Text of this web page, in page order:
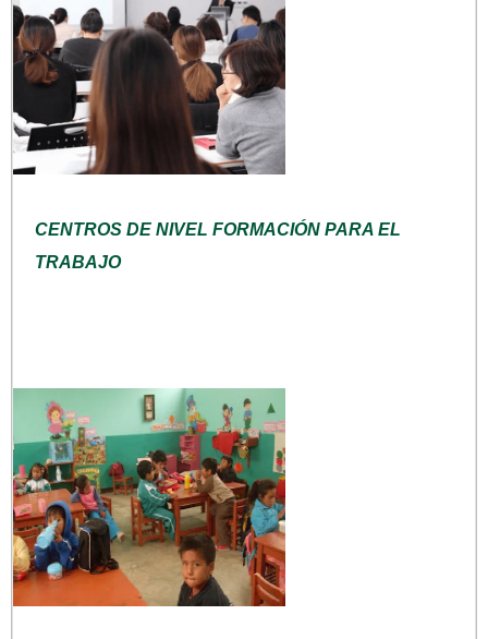
CENTROS DE NIVEL FORMACIÓN PARA EL
TRABAJO